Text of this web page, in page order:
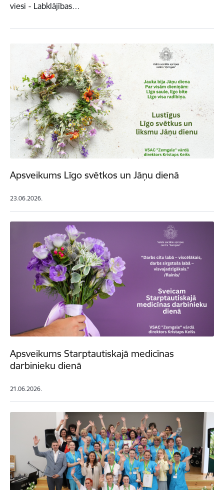
viesi - Labklājības…
Apsveikums Līgo svētkos un Jāņu dienā
23.06.2026.
Apsveikums Starptautiskajā medicīnas
darbinieku dienā
21.06.2026.